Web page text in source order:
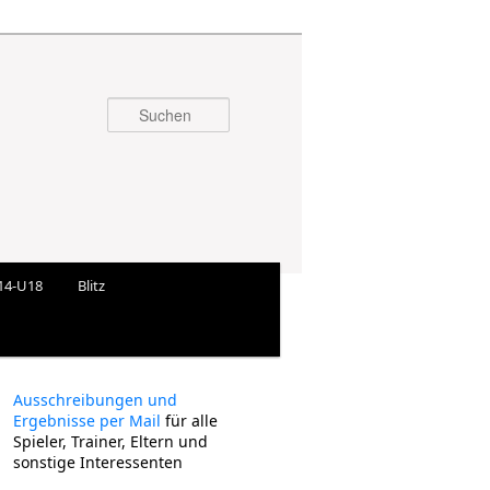
Suchen
U18 Blitz
Ausschreibungen und
Ergebnisse per Mail für alle
Spieler, Trainer, Eltern und
sonstige Interessenten